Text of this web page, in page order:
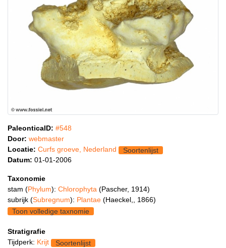
PaleonticaID: #548
Door: webmaster
Locatie: Curfs groeve, Nederland
Soortenlijst
Datum: 01-01-2006
Taxonomie
stam (Phylum): Chlorophyta (Pascher, 1914)
subrijk (Subregnum): Plantae (Haeckel,, 1866)
Toon volledige taxnomie
Stratigrafie
Tijdperk: Krijt
Soortenlijst